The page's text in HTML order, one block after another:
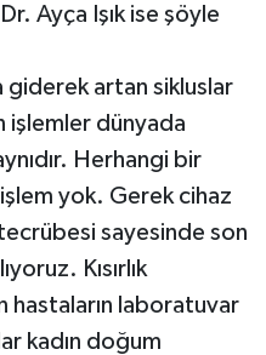
Ayça Işık ise şöyle
giderek artan sikluslar
işlemler dünyada
Herhangi bir
yok. Gerek cihaz
sayesinde son
Kısırlık
hastaların laboratuvar
kadın doğum